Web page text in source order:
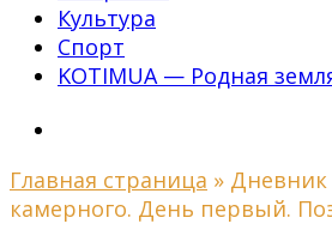
Культура
Спорт
KOTIMUA — Родная
Главная страница » Дневник
камерного. День первый.